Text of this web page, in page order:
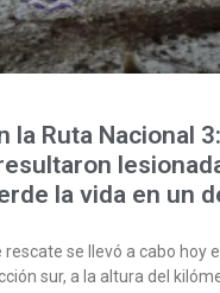
la Ruta Nacional
la vida en un
se llevó a cabo hoy
sur, a la altura del